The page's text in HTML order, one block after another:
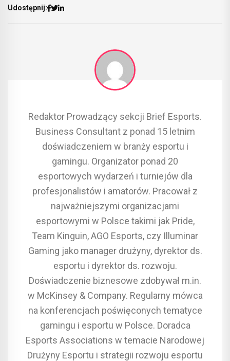
Udostępnij:
Redaktor Prowadzący sekcji Brief Esports.
Business Consultant z ponad 15 letnim
doświadczeniem w branży esportu i
gamingu. Organizator ponad 20
esportowych wydarzeń i turniejów dla
profesjonalistów i amatorów. Pracował z
najważniejszymi organizacjami
esportowymi w Polsce takimi jak Pride,
Team Kinguin, AGO Esports, czy Illuminar
Gaming jako manager drużyny, dyrektor ds.
esportu i dyrektor ds. rozwoju.
Doświadczenie biznesowe zdobywał m.in.
w McKinsey & Company. Regularny mówca
na konferencjach poświęconych tematyce
gamingu i esportu w Polsce. Doradca
Esports Associations w temacie Narodowej
Drużyny Esportu i strategii rozwoju esportu